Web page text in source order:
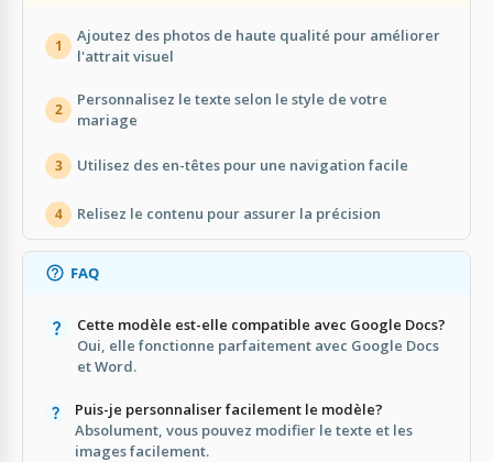
1
Ajoutez des photos de haute qualité pour améliorer
l'attrait visuel
2
Personnalisez le texte selon le style de votre
mariage
3 Utilisez des en-têtes pour une navigation facile
4 Relisez le contenu pour assurer la précision
FAQ
Cette modèle est-elle compatible avec Google Docs?
Oui, elle fonctionne parfaitement avec Google Docs
et Word.
Puis-je personnaliser facilement le modèle?
Absolument, vous pouvez modifier le texte et les
images facilement.